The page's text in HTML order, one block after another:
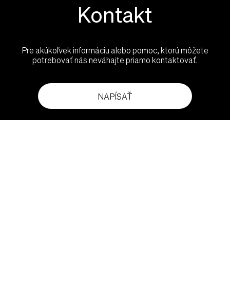
Kontakt
Pre akúkoľvek informáciu alebo pomoc, ktorú môžete
potrebovať nás neváhajte priamo kontaktovať.
NAPÍSAŤ